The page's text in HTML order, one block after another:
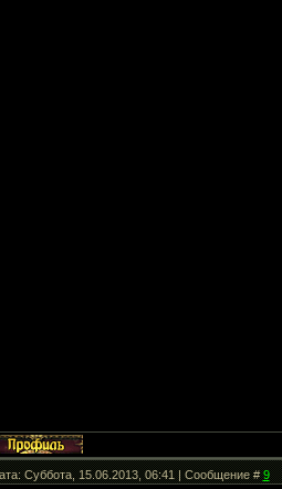
Суббота, 15.06.2013, 06:41 | Сообщение #9